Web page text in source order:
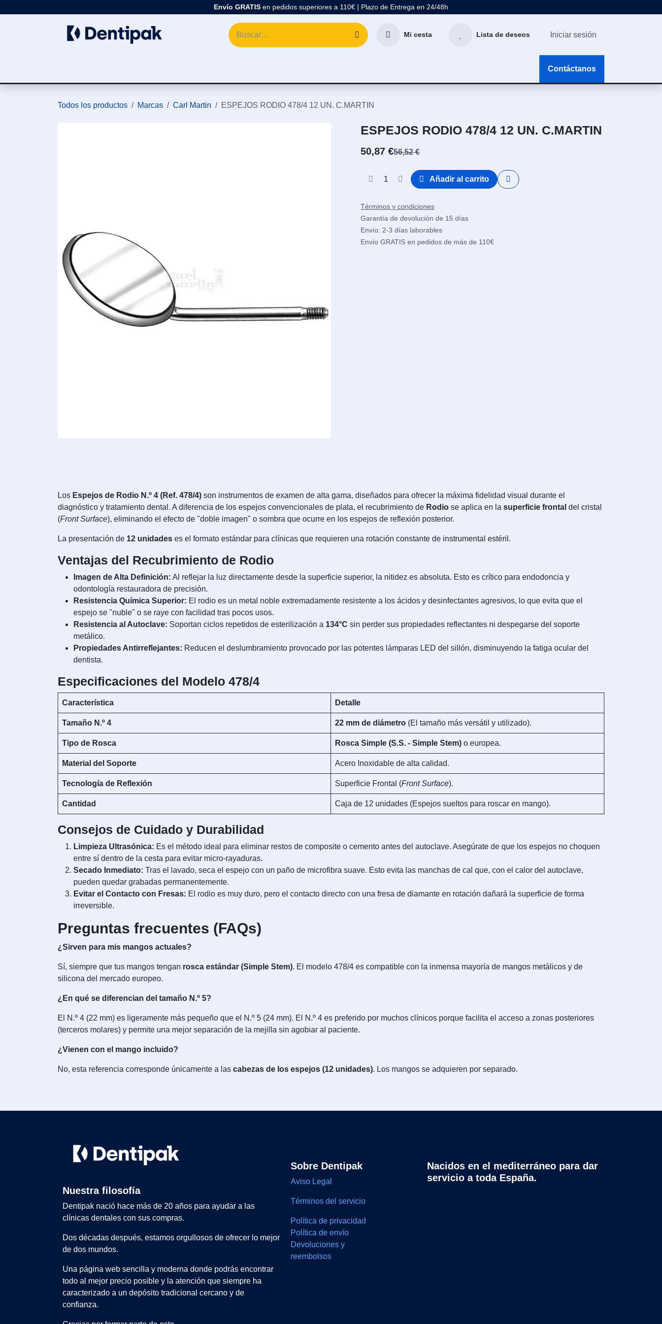
Envío GRATIS en pedidos superiores a 110€ | Plazo de Entrega en 24/48h
Mi cesta Lista de deseos Iniciar sesión
Contáctanos
Todos los productos Marcas Carl Martin ESPEJOS RODIO 478/4 12 UN. C.MARTIN
ESPEJOS RODIO 478/4 12 UN. C.MARTIN
50,87 €56,52€
Añadir al carrito
Términos y condiciones
Garantía de devolución de 15 días
Envío: 2-3 días laborables
Envío GRATIS en pedidos de más de 110€
Los Espejos de Rodio N.º 4 (Ref. 478/4) son instrumentos de examen de alta gama, diseñados para ofrecer la máxima fidelidad visual durante el
diagnóstico y tratamiento dental. A diferencia de los espejos convencionales de plata, el recubrimiento de Rodio se aplica en la superficie frontal del cristal
(Front Surface), eliminando el efecto de "doble imagen" o sombra que ocurre en los espejos de reflexión posterior.
La presentación de 12 unidades es el formato estándar para clínicas que requieren una rotación constante de instrumental estéril.
Ventajas del Recubrimiento de Rodio
Imagen de Alta Definición: Al reflejar la luz directamente desde la superficie superior, la nitidez es absoluta. Esto es crítico para endodoncia y
odontología restauradora de precisión.
Resistencia Química Superior: El rodio es un metal noble extremadamente resistente a los ácidos y desinfectantes agresivos, lo que evita que el
espejo se "nuble" o se raye con facilidad tras pocos usos.
Resistencia al Autoclave: Soportan ciclos repetidos de esterilización a 134°C sin perder sus propiedades reflectantes ni despegarse del soporte
metálico.
Propiedades Antirreflejantes: Reducen el deslumbramiento provocado por las potentes lámparas LED del sillón, disminuyendo la fatiga ocular del
dentista.
Especificaciones del Modelo 478/4
Característica Detalle
Tamaño N.º 4 22 mm de diámetro (El tamaño más versátil y utilizado).
Tipo de Rosca Rosca Simple (S.S. - Simple Stem) o europea.
Material del Soporte Acero Inoxidable de alta calidad.
Tecnología de Reflexión Superficie Frontal (Front Surface).
Cantidad Caja de 12 unidades (Espejos sueltos para roscar en mango).
Consejos de Cuidado y Durabilidad
Limpieza Ultrasónica: Es el método ideal para eliminar restos de composite o cemento antes del autoclave. Asegúrate de que los espejos no choquen
entre sí dentro de la cesta para evitar micro-rayaduras.
Secado Inmediato: Tras el lavado, seca el espejo con un paño de microfibra suave. Esto evita las manchas de cal que, con el calor del autoclave,
pueden quedar grabadas permanentemente.
Evitar el Contacto con Fresas: El rodio es muy duro, pero el contacto directo con una fresa de diamante en rotación dañará la superficie de forma
irreversible.
Preguntas frecuentes (FAQs)
¿Sirven para mis mangos actuales?
Sí, siempre que tus mangos tengan rosca estándar (Simple Stem). El modelo 478/4 es compatible con la inmensa mayoría de mangos metálicos y de
silicona del mercado europeo.
¿En qué se diferencian del tamaño N.º 5?
El N.º 4 (22 mm) es ligeramente más pequeño que el N.º 5 (24 mm). El N.º 4 es preferido por muchos clínicos porque facilita el acceso a zonas posteriores
(terceros molares) y permite una mejor separación de la mejilla sin agobiar al paciente.
¿Vienen con el mango incluido?
No, esta referencia corresponde únicamente a las cabezas de los espejos (12 unidades). Los mangos se adquieren por separado.
Sobre Dentipak
Aviso Legal
Términos del servicio
Política de privacidad
Política de envío
Devoluciones y
reembolsos
Nacidos en el mediterráneo para dar
servicio a toda España.
Nuestra filosofía
Dentipak nació hace más de 20 años para ayudar a las
clínicas dentales con sus compras.
Dos décadas después, estamos orgullosos de ofrecer lo mejor
de dos mundos.
Una página web sencilla y moderna donde podrás encontrar
todo al mejor precio posible y la atención que siempre ha
caracterizado a un depósito tradicional cercano y de
confianza.